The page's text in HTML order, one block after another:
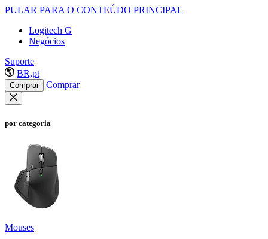
PULAR PARA O CONTEÚDO PRINCIPAL
Logitech G
Negócios
Suporte
BR,pt
Comprar Comprar
por categoria
Mouses